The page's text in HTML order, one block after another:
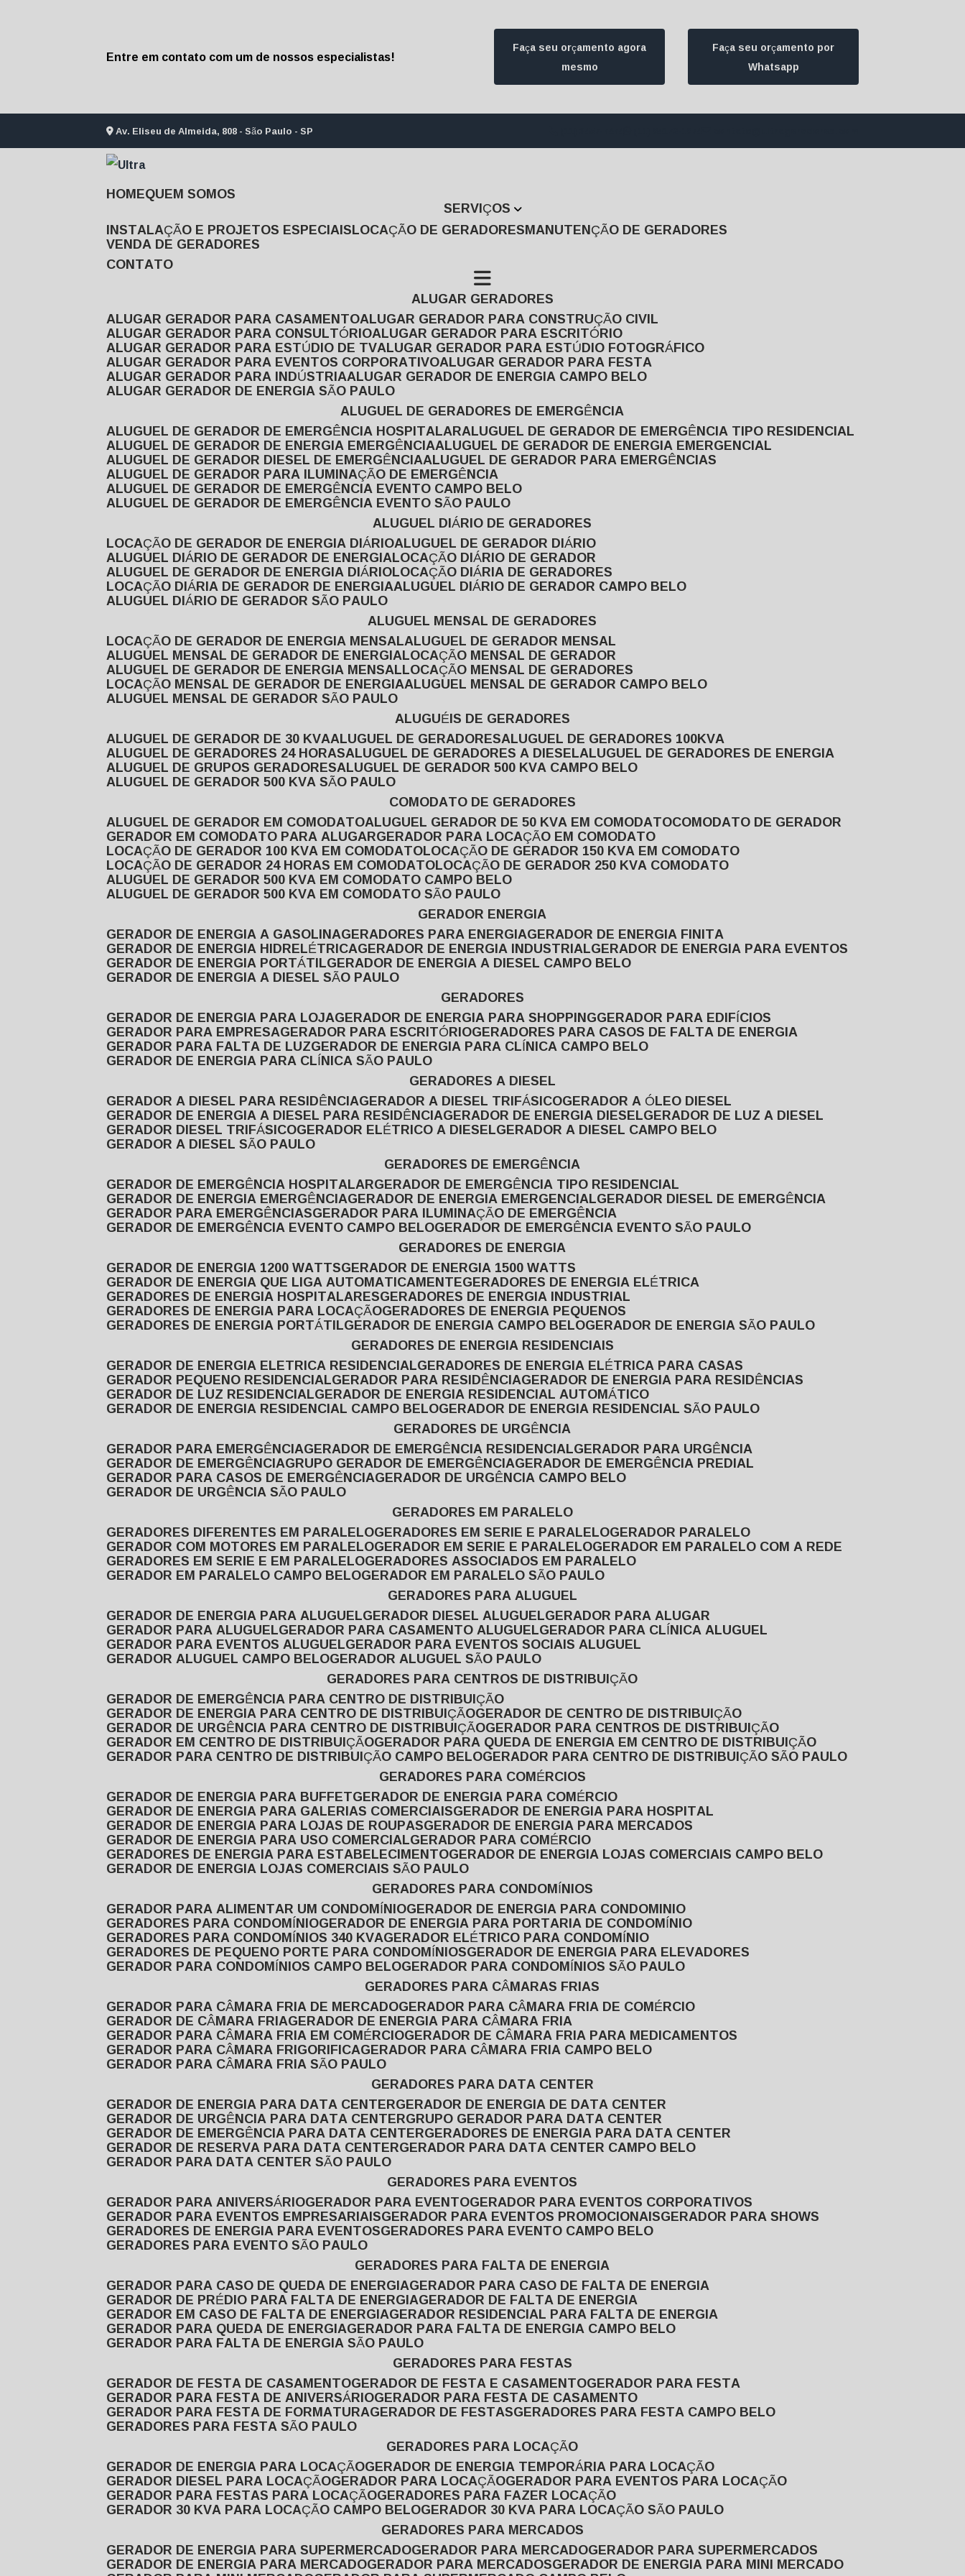
Entre em contato com um de nossos especialistas!
Faça seu orçamento agora
mesmo
Faça seu orçamento por
Whatsapp
Av. Eliseu de Almeida, 808 - São Paulo - SP
HOME QUEM SOMOS
SERVIÇOS
INSTALAÇÃO E PROJETOS ESPECIAIS LOCAÇÃO DE GERADORES MANUTENÇÃO DE GERADORES
VENDA DE GERADORES
CONTATO
ALUGAR GERADORES
ALUGAR GERADOR PARA CASAMENTO ALUGAR GERADOR PARA CONSTRUÇÃO CIVIL
ALUGAR GERADOR PARA CONSULTÓRIO ALUGAR GERADOR PARA ESCRITÓRIO
ALUGAR GERADOR PARA ESTÚDIO DE TV ALUGAR GERADOR PARA ESTÚDIO FOTOGRÁFICO
ALUGAR GERADOR PARA EVENTOS CORPORATIVO ALUGAR GERADOR PARA FESTA
ALUGAR GERADOR PARA INDÚSTRIA ALUGAR GERADOR DE ENERGIA CAMPO BELO
ALUGAR GERADOR DE ENERGIA SÃO PAULO
ALUGUEL DE GERADORES DE EMERGÊNCIA
ALUGUEL DE GERADOR DE EMERGÊNCIA HOSPITALAR ALUGUEL DE GERADOR DE EMERGÊNCIA TIPO RESIDENCIAL
ALUGUEL DE GERADOR DE ENERGIA EMERGÊNCIA ALUGUEL DE GERADOR DE ENERGIA EMERGENCIAL
ALUGUEL DE GERADOR DIESEL DE EMERGÊNCIA ALUGUEL DE GERADOR PARA EMERGÊNCIAS
ALUGUEL DE GERADOR PARA ILUMINAÇÃO DE EMERGÊNCIA
ALUGUEL DE GERADOR DE EMERGÊNCIA EVENTO CAMPO BELO
ALUGUEL DE GERADOR DE EMERGÊNCIA EVENTO SÃO PAULO
ALUGUEL DIÁRIO DE GERADORES
LOCAÇÃO DE GERADOR DE ENERGIA DIÁRIO ALUGUEL DE GERADOR DIÁRIO
ALUGUEL DIÁRIO DE GERADOR DE ENERGIA LOCAÇÃO DIÁRIO DE GERADOR
ALUGUEL DE GERADOR DE ENERGIA DIÁRIO LOCAÇÃO DIÁRIA DE GERADORES
LOCAÇÃO DIÁRIA DE GERADOR DE ENERGIA ALUGUEL DIÁRIO DE GERADOR CAMPO BELO
ALUGUEL DIÁRIO DE GERADOR SÃO PAULO
ALUGUEL MENSAL DE GERADORES
LOCAÇÃO DE GERADOR DE ENERGIA MENSAL ALUGUEL DE GERADOR MENSAL
ALUGUEL MENSAL DE GERADOR DE ENERGIA LOCAÇÃO MENSAL DE GERADOR
ALUGUEL DE GERADOR DE ENERGIA MENSAL LOCAÇÃO MENSAL DE GERADORES
LOCAÇÃO MENSAL DE GERADOR DE ENERGIA ALUGUEL MENSAL DE GERADOR CAMPO BELO
ALUGUEL MENSAL DE GERADOR SÃO PAULO
ALUGUÉIS DE GERADORES
ALUGUEL DE GERADOR DE 30 KVA ALUGUEL DE GERADORES ALUGUEL DE GERADORES 100KVA
ALUGUEL DE GERADORES 24 HORAS ALUGUEL DE GERADORES A DIESEL ALUGUEL DE GERADORES DE ENERGIA
ALUGUEL DE GRUPOS GERADORES ALUGUEL DE GERADOR 500 KVA CAMPO BELO
ALUGUEL DE GERADOR 500 KVA SÃO PAULO
COMODATO DE GERADORES
ALUGUEL DE GERADOR EM COMODATO ALUGUEL GERADOR DE 50 KVA EM COMODATO COMODATO DE GERADOR
GERADOR EM COMODATO PARA ALUGAR GERADOR PARA LOCAÇÃO EM COMODATO
LOCAÇÃO DE GERADOR 100 KVA EM COMODATO LOCAÇÃO DE GERADOR 150 KVA EM COMODATO
LOCAÇÃO DE GERADOR 24 HORAS EM COMODATO LOCAÇÃO DE GERADOR 250 KVA COMODATO
ALUGUEL DE GERADOR 500 KVA EM COMODATO CAMPO BELO
ALUGUEL DE GERADOR 500 KVA EM COMODATO SÃO PAULO
GERADOR ENERGIA
GERADOR DE ENERGIA A GASOLINA GERADORES PARA ENERGIA GERADOR DE ENERGIA FINITA
GERADOR DE ENERGIA HIDRELÉTRICA GERADOR DE ENERGIA INDUSTRIAL GERADOR DE ENERGIA PARA EVENTOS
GERADOR DE ENERGIA PORTÁTIL GERADOR DE ENERGIA A DIESEL CAMPO BELO
GERADOR DE ENERGIA A DIESEL SÃO PAULO
GERADORES
GERADOR DE ENERGIA PARA LOJA GERADOR DE ENERGIA PARA SHOPPING GERADOR PARA EDIFÍCIOS
GERADOR PARA EMPRESA GERADOR PARA ESCRITÓRIO GERADORES PARA CASOS DE FALTA DE ENERGIA
GERADOR PARA FALTA DE LUZ GERADOR DE ENERGIA PARA CLÍNICA CAMPO BELO
GERADOR DE ENERGIA PARA CLÍNICA SÃO PAULO
GERADORES A DIESEL
GERADOR A DIESEL PARA RESIDÊNCIA GERADOR A DIESEL TRIFÁSICO GERADOR A ÓLEO DIESEL
GERADOR DE ENERGIA A DIESEL PARA RESIDÊNCIA GERADOR DE ENERGIA DIESEL GERADOR DE LUZ A DIESEL
GERADOR DIESEL TRIFÁSICO GERADOR ELÉTRICO A DIESEL GERADOR A DIESEL CAMPO BELO
GERADOR A DIESEL SÃO PAULO
GERADORES DE EMERGÊNCIA
GERADOR DE EMERGÊNCIA HOSPITALAR GERADOR DE EMERGÊNCIA TIPO RESIDENCIAL
GERADOR DE ENERGIA EMERGÊNCIA GERADOR DE ENERGIA EMERGENCIAL GERADOR DIESEL DE EMERGÊNCIA
GERADOR PARA EMERGÊNCIAS GERADOR PARA ILUMINAÇÃO DE EMERGÊNCIA
GERADOR DE EMERGÊNCIA EVENTO CAMPO BELO GERADOR DE EMERGÊNCIA EVENTO SÃO PAULO
GERADORES DE ENERGIA
GERADOR DE ENERGIA 1200 WATTS GERADOR DE ENERGIA 1500 WATTS
GERADOR DE ENERGIA QUE LIGA AUTOMATICAMENTE GERADORES DE ENERGIA ELÉTRICA
GERADORES DE ENERGIA HOSPITALARES GERADORES DE ENERGIA INDUSTRIAL
GERADORES DE ENERGIA PARA LOCAÇÃO GERADORES DE ENERGIA PEQUENOS
GERADORES DE ENERGIA PORTÁTIL GERADOR DE ENERGIA CAMPO BELO GERADOR DE ENERGIA SÃO PAULO
GERADORES DE ENERGIA RESIDENCIAIS
GERADOR DE ENERGIA ELETRICA RESIDENCIAL GERADORES DE ENERGIA ELÉTRICA PARA CASAS
GERADOR PEQUENO RESIDENCIAL GERADOR PARA RESIDÊNCIA GERADOR DE ENERGIA PARA RESIDÊNCIAS
GERADOR DE LUZ RESIDENCIAL GERADOR DE ENERGIA RESIDENCIAL AUTOMÁTICO
GERADOR DE ENERGIA RESIDENCIAL CAMPO BELO GERADOR DE ENERGIA RESIDENCIAL SÃO PAULO
GERADORES DE URGÊNCIA
GERADOR PARA EMERGÊNCIA GERADOR DE EMERGÊNCIA RESIDENCIAL GERADOR PARA URGÊNCIA
GERADOR DE EMERGÊNCIA GRUPO GERADOR DE EMERGÊNCIA GERADOR DE EMERGÊNCIA PREDIAL
GERADOR PARA CASOS DE EMERGÊNCIA GERADOR DE URGÊNCIA CAMPO BELO
GERADOR DE URGÊNCIA SÃO PAULO
GERADORES EM PARALELO
GERADORES DIFERENTES EM PARALELO GERADORES EM SERIE E PARALELO GERADOR PARALELO
GERADOR COM MOTORES EM PARALELO GERADOR EM SERIE E PARALELO GERADOR EM PARALELO COM A REDE
GERADORES EM SERIE E EM PARALELO GERADORES ASSOCIADOS EM PARALELO
GERADOR EM PARALELO CAMPO BELO GERADOR EM PARALELO SÃO PAULO
GERADORES PARA ALUGUEL
GERADOR DE ENERGIA PARA ALUGUEL GERADOR DIESEL ALUGUEL GERADOR PARA ALUGAR
GERADOR PARA ALUGUEL GERADOR PARA CASAMENTO ALUGUEL GERADOR PARA CLÍNICA ALUGUEL
GERADOR PARA EVENTOS ALUGUEL GERADOR PARA EVENTOS SOCIAIS ALUGUEL
GERADOR ALUGUEL CAMPO BELO GERADOR ALUGUEL SÃO PAULO
GERADORES PARA CENTROS DE DISTRIBUIÇÃO
GERADOR DE EMERGÊNCIA PARA CENTRO DE DISTRIBUIÇÃO
GERADOR DE ENERGIA PARA CENTRO DE DISTRIBUIÇÃO GERADOR DE CENTRO DE DISTRIBUIÇÃO
GERADOR DE URGÊNCIA PARA CENTRO DE DISTRIBUIÇÃO GERADOR PARA CENTROS DE DISTRIBUIÇÃO
GERADOR EM CENTRO DE DISTRIBUIÇÃO GERADOR PARA QUEDA DE ENERGIA EM CENTRO DE DISTRIBUIÇÃO
GERADOR PARA CENTRO DE DISTRIBUIÇÃO CAMPO BELO GERADOR PARA CENTRO DE DISTRIBUIÇÃO SÃO PAULO
GERADORES PARA COMÉRCIOS
GERADOR DE ENERGIA PARA BUFFET GERADOR DE ENERGIA PARA COMÉRCIO
GERADOR DE ENERGIA PARA GALERIAS COMERCIAIS GERADOR DE ENERGIA PARA HOSPITAL
GERADOR DE ENERGIA PARA LOJAS DE ROUPAS GERADOR DE ENERGIA PARA MERCADOS
GERADOR DE ENERGIA PARA USO COMERCIAL GERADOR PARA COMÉRCIO
GERADORES DE ENERGIA PARA ESTABELECIMENTO GERADOR DE ENERGIA LOJAS COMERCIAIS CAMPO BELO
GERADOR DE ENERGIA LOJAS COMERCIAIS SÃO PAULO
GERADORES PARA CONDOMÍNIOS
GERADOR PARA ALIMENTAR UM CONDOMÍNIO GERADOR DE ENERGIA PARA CONDOMINIO
GERADORES PARA CONDOMÍNIO GERADOR DE ENERGIA PARA PORTARIA DE CONDOMÍNIO
GERADORES PARA CONDOMÍNIOS 340 KVA GERADOR ELÉTRICO PARA CONDOMÍNIO
GERADORES DE PEQUENO PORTE PARA CONDOMÍNIOS GERADOR DE ENERGIA PARA ELEVADORES
GERADOR PARA CONDOMÍNIOS CAMPO BELO GERADOR PARA CONDOMÍNIOS SÃO PAULO
GERADORES PARA CÂMARAS FRIAS
GERADOR PARA CÂMARA FRIA DE MERCADO GERADOR PARA CÂMARA FRIA DE COMÉRCIO
GERADOR DE CÂMARA FRIA GERADOR DE ENERGIA PARA CÂMARA FRIA
GERADOR PARA CÂMARA FRIA EM COMÉRCIO GERADOR DE CÂMARA FRIA PARA MEDICAMENTOS
GERADOR PARA CÂMARA FRIGORIFICA GERADOR PARA CÂMARA FRIA CAMPO BELO
GERADOR PARA CÂMARA FRIA SÃO PAULO
GERADORES PARA DATA CENTER
GERADOR DE ENERGIA PARA DATA CENTER GERADOR DE ENERGIA DE DATA CENTER
GERADOR DE URGÊNCIA PARA DATA CENTER GRUPO GERADOR PARA DATA CENTER
GERADOR DE EMERGÊNCIA PARA DATA CENTER GERADORES DE ENERGIA PARA DATA CENTER
GERADOR DE RESERVA PARA DATA CENTER GERADOR PARA DATA CENTER CAMPO BELO
GERADOR PARA DATA CENTER SÃO PAULO
GERADORES PARA EVENTOS
GERADOR PARA ANIVERSÁRIO GERADOR PARA EVENTO GERADOR PARA EVENTOS CORPORATIVOS
GERADOR PARA EVENTOS EMPRESARIAIS GERADOR PARA EVENTOS PROMOCIONAIS GERADOR PARA SHOWS
GERADORES DE ENERGIA PARA EVENTOS GERADORES PARA EVENTO CAMPO BELO
GERADORES PARA EVENTO SÃO PAULO
GERADORES PARA FALTA DE ENERGIA
GERADOR PARA CASO DE QUEDA DE ENERGIA GERADOR PARA CASO DE FALTA DE ENERGIA
GERADOR DE PRÉDIO PARA FALTA DE ENERGIA GERADOR DE FALTA DE ENERGIA
GERADOR EM CASO DE FALTA DE ENERGIA GERADOR RESIDENCIAL PARA FALTA DE ENERGIA
GERADOR PARA QUEDA DE ENERGIA GERADOR PARA FALTA DE ENERGIA CAMPO BELO
GERADOR PARA FALTA DE ENERGIA SÃO PAULO
GERADORES PARA FESTAS
GERADOR DE FESTA DE CASAMENTO GERADOR DE FESTA E CASAMENTO GERADOR PARA FESTA
GERADOR PARA FESTA DE ANIVERSÁRIO GERADOR PARA FESTA DE CASAMENTO
GERADOR PARA FESTA DE FORMATURA GERADOR DE FESTAS GERADORES PARA FESTA CAMPO BELO
GERADORES PARA FESTA SÃO PAULO
GERADORES PARA LOCAÇÃO
GERADOR DE ENERGIA PARA LOCAÇÃO GERADOR DE ENERGIA TEMPORÁRIA PARA LOCAÇÃO
GERADOR DIESEL PARA LOCAÇÃO GERADOR PARA LOCAÇÃO GERADOR PARA EVENTOS PARA LOCAÇÃO
GERADOR PARA FESTAS PARA LOCAÇÃO GERADORES PARA FAZER LOCAÇÃO
GERADOR 30 KVA PARA LOCAÇÃO CAMPO BELO GERADOR 30 KVA PARA LOCAÇÃO SÃO PAULO
GERADORES PARA MERCADOS
GERADOR DE ENERGIA PARA SUPERMERCADO GERADOR PARA MERCADO GERADOR PARA SUPERMERCADOS
GERADOR DE ENERGIA PARA MERCADO GERADOR PARA MERCADOS GERADOR DE ENERGIA PARA MINI MERCADO